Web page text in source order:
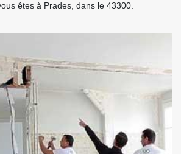
êtes à Prades, dans le 43300.